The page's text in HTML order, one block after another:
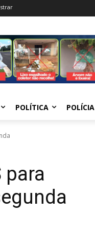
POLÍTICA POLÍCIA
para